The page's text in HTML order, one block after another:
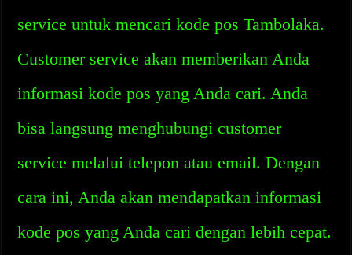
service untuk mencari kode pos Tambolaka.
Customer service akan memberikan Anda
informasi kode pos yang Anda cari. Anda
bisa langsung menghubungi customer
service melalui telepon atau email. Dengan
cara ini, Anda akan mendapatkan informasi
kode pos yang Anda cari dengan lebih cepat.